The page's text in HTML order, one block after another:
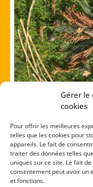
Gérer le
cookies
Pour offrir les meilleures
telles que les cookies pour
appareils. Le fait de
traiter des données telles
uniques sur ce site. Le fait
consentement peut avoir un
et fonctions.
Dans la nature,
feuilles, des
d’autres